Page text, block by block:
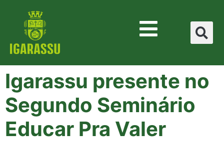
Igarassu presente no
Segundo Seminário
Educar Pra Valer